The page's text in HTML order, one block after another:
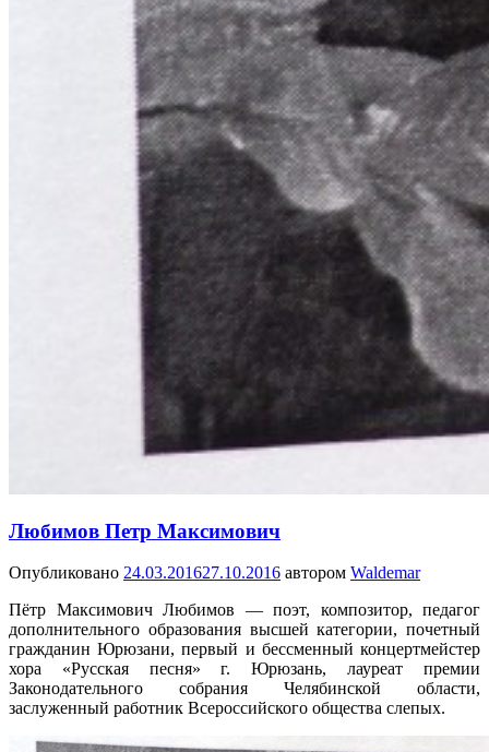
Любимов Петр Максимович
Опубликовано 24.03.201627.10.2016 автором Waldemar
Пётр Максимович Любимов — поэт, композитор, педагог
дополнительного образования высшей категории, почетный
гражданин Юрюзани, первый и бессменный концертмейстер
хора «Русская песня» г. Юрюзань, лауреат премии
Законодательного собрания Челябинской области,
заслуженный работник Всероссийского общества слепых.